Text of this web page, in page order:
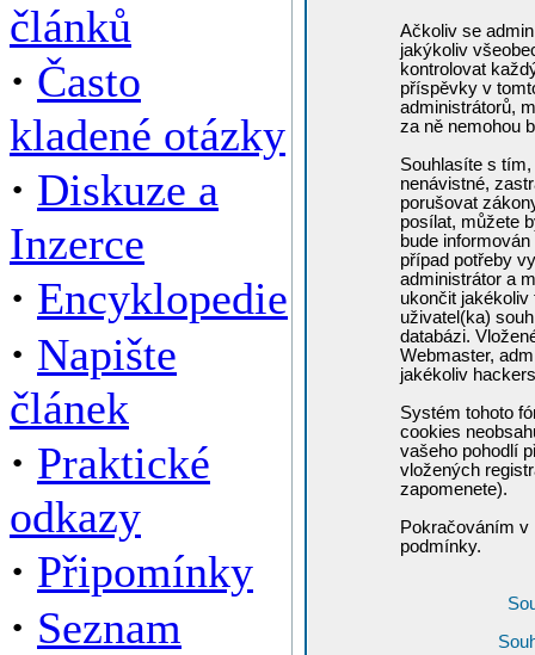
článků
· Často
kladené otázky
· Diskuze a
Inzerce
· Encyklopedie
· Napište
článek
· Praktické
odkazy
· Připomínky
· Seznam
Ačkoliv se
jakýkoliv
kontrolovat
příspěvky v
administrátorů,
za ně nemohou
Souhlasíte s
nenávistné,
porušovat
posílat, můžete
bude
případ potřeby
administrátor a
ukončit
uživatel(ka)
databázi.
Webmaster,
jakékoliv
Systém tohoto
cookies
vašeho pohodlí
vložených
zapomenete).
Pokračováním v
podmínky.